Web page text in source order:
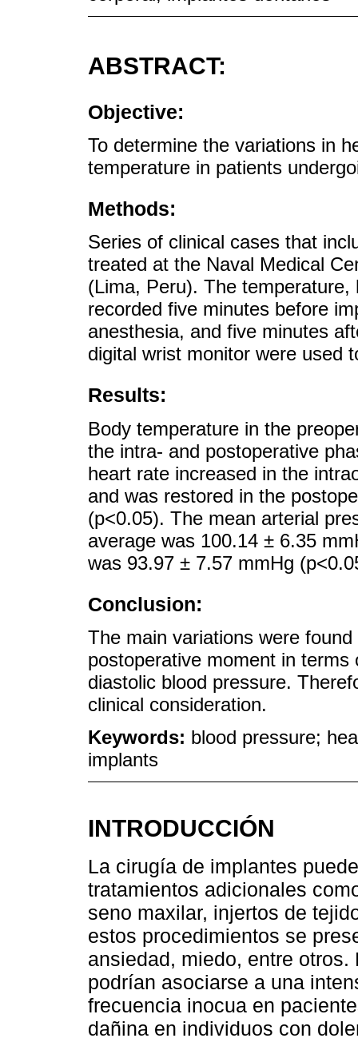
ABSTRACT:
Objective:
To determine the variations in
temperature in patients
Methods:
Series of clinical cases that
treated at the Naval Medical
(Lima, Peru). The
recorded five minutes before
anesthesia, and five minutes
digital wrist monitor were used
Results:
Body temperature in the
the intra- and postoperative
heart rate increased in the
and was restored in the
(p<0.05). The mean arterial
average was 100.14 ± 6.35
was 93.97 ± 7.57 mmHg
Conclusion:
The main variations were
postoperative moment in
diastolic blood pressure.
clinical consideration.
Keywords: blood pressure;
implants
INTRODUCCIÓN
La cirugía de implantes
tratamientos adicionales
seno maxilar, injertos de
estos procedimientos se
ansiedad, miedo, entre
podrían asociarse a una
frecuencia inocua en
dañina en individuos con